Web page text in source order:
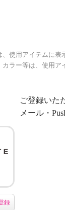
使用アイテムに表
ラー等は、使用ア
ご登録いた
メール・
録